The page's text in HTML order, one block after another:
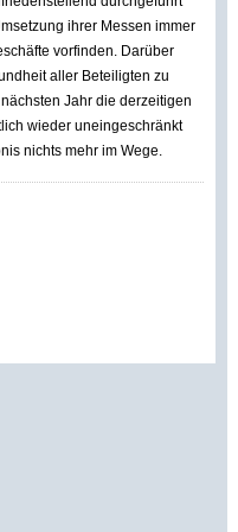
ihrer Messen immer
vorfinden. Darüber
aller Beteiligten zu
Jahr die derzeitigen
wieder uneingeschränkt
nichts mehr im Wege.